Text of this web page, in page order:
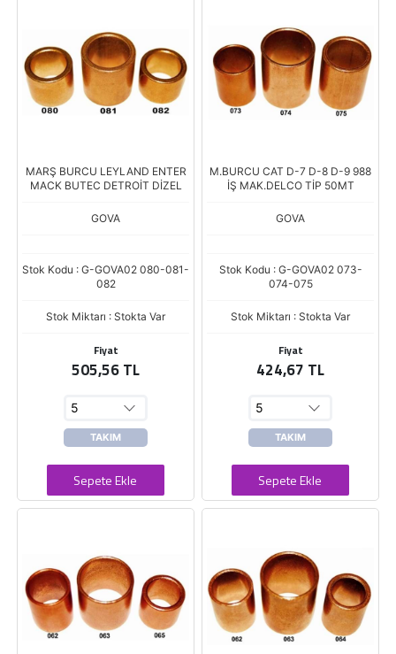
MARŞ BURCU LEYLAND ENTER
MACK BUTEC DETROİT DİZEL
GOVA
Stok Kodu : G-GOVA02 080-081-
082
Stok Miktarı : Stokta Var
Fiyat
505,56 TL
TAKIM
Sepete Ekle
M.BURCU CAT D-7 D-8 D-9 988
İŞ MAK.DELCO TİP 50MT
GOVA
Stok Kodu : G-GOVA02 073-
074-075
Stok Miktarı : Stokta Var
Fiyat
424,67 TL
TAKIM
Sepete Ekle